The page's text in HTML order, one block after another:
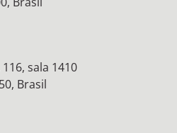
sala 1410
Brasil